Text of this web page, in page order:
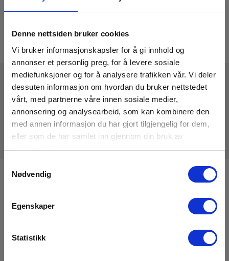
Denne nettsiden bruker cookies
Vi bruker informasjonskapsler for å gi innhold og
annonser et personlig preg, for å levere sosiale
mediefunksjoner og for å analysere trafikken vår. Vi deler
dessuten informasjon om hvordan du bruker nettstedet
vårt, med partnerne våre innen sosiale medier,
annonsering og analysearbeid, som kan kombinere den
med annen informasjon du har gjort tilgjengelig for dem,
eller som de har samlet inn gjennom din bruk av
tjenestene deres.
Nødvendig
Egenskaper
Statistikk
Tekniske Data
Registrere deg for nyhetsbrev!
Hold deg oppdatert og få de gode tilbudene på mail
med våre ukentlige nyhetsbrev E-News
Meld meg på